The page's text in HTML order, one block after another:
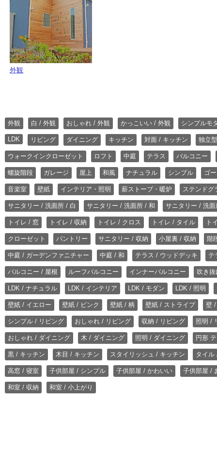
外観
外観 白 / 外観 おしゃれ / 外観 かっこいい / 外観 シンプルモ
LDK リビング ダイニング キッチン 対面 / キッチン 独立
ウォークインクローゼット ロフト 中庭 テラス バルコニー
螺旋階段 ガレージ 屋上 和風 ナチュラル シンプル ゴ
音楽室 壁紙 インテリア・照明 薪ストーブ・暖炉 ステンドグ
サニタリー / 洗面所 / 白 サニタリー / 洗面所 / 和 サニタリー / 洗
トイレ / 窓 トイレ / 収納 トイレ / クロス トイレ / タイル ト
クローゼット パントリー サニタリー / 収納 小屋裏 / 収納 階
中庭 / ガーデンファニチャー 中庭 / 和 テラス / ウッドデッキ テ
バルコニー / 屋根 ルーフバルコニー インナーバルコニー 吹き
LDK / ナチュラル LDK / インテリア LDK / モダン LDK / 照明
壁紙 / イエロー 壁紙 / ピンク 壁紙 / 柄 壁紙 / ストライプ 壁
シンプル / リビング おしゃれ / リビング 収納 / リビング 照明 /
おしゃれ / ダイニング 木 / ダイニング 照明 / ダイニング 円形
黒 / キッチン 木目 / キッチン スタイリッシュ / キッチン タイル
高窓 / 寝室 子供部屋 / シンプル 子供部屋 / かわいい 子供部屋 /
和室 / 収納 和室 / 小上がり